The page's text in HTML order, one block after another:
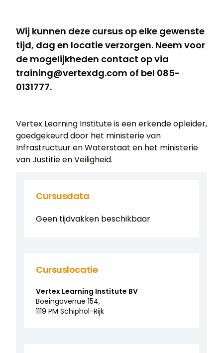
Wij kunnen deze cursus op elke gewenste
tijd, dag en locatie verzorgen. Neem voor
de mogelijkheden contact op via
training@vertexdg.com of bel 085-
0131777.
Vertex Learning Institute is een erkende opleider,
goedgekeurd door het ministerie van
Infrastructuur en Waterstaat en het ministerie
van Justitie en Veiligheid.
Cursusdata
Geen tijdvakken beschikbaar
Cursuslocatie
Vertex Learning Institute BV
Boeingavenue 154,
1119 PM Schiphol-Rijk